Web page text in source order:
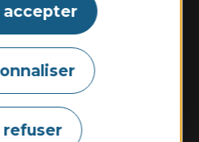
accepter
refuser
sur Mer Tourisme
Le Pomellec
Etables sur Mer
96 73 60 12
d’ouverture :